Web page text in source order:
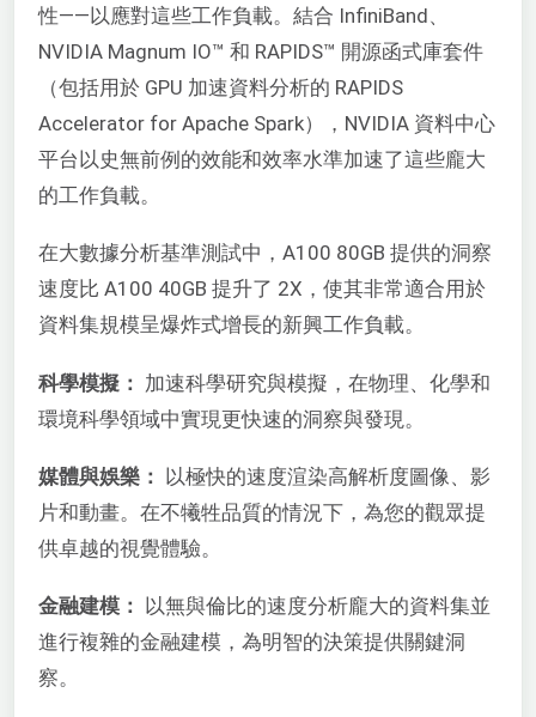
性——以應對這些工作負載。結合 InfiniBand、
NVIDIA Magnum IO™ 和 RAPIDS™ 開源函式庫套件
（包括用於 GPU 加速資料分析的 RAPIDS
Accelerator for Apache Spark），NVIDIA 資料中心
平台以史無前例的效能和效率水準加速了這些龐大
的工作負載。
在大數據分析基準測試中，A100 80GB 提供的洞察
速度比 A100 40GB 提升了 2X，使其非常適合用於
資料集規模呈爆炸式增長的新興工作負載。
科學模擬： 加速科學研究與模擬，在物理、化學和
環境科學領域中實現更快速的洞察與發現。
媒體與娛樂： 以極快的速度渲染高解析度圖像、影
片和動畫。在不犧牲品質的情況下，為您的觀眾提
供卓越的視覺體驗。
金融建模： 以無與倫比的速度分析龐大的資料集並
進行複雜的金融建模，為明智的決策提供關鍵洞
察。